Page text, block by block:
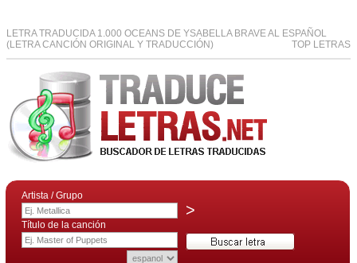
LETRA TRADUCIDA 1.000 OCEANS DE YSABELLA BRAVE AL ESPAÑOL
(LETRA CANCIÓN ORIGINAL Y TRADUCCIÓN)
TOP LETRAS
Artista / Grupo
>
Título de la canción